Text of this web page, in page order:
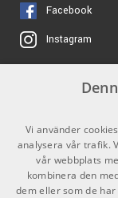
Sabian 19
Zildjian
Crash
Facebook
Instagram
X
Youtube
TikTok
Vi använder
analysera vår trafik.
vår webbplats
kombinera den
dem eller som de